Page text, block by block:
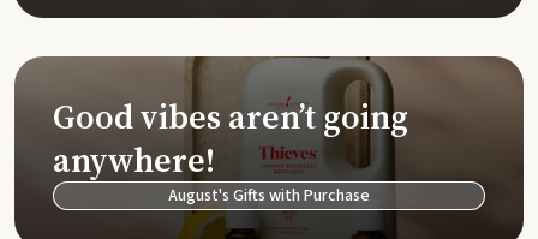
Good vibes aren’t going
anywhere!
August's Gifts with Purchase